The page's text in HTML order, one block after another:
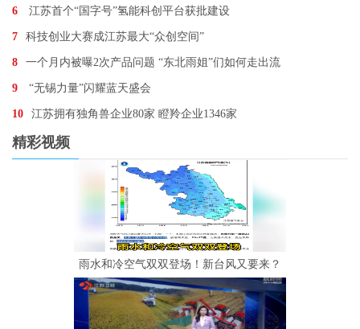
6 江苏首个“国字号”氢能科创平台获批建设
7 科技创业大赛成江苏最大“众创空间”
8 一个月内被曝2次产品问题 “东北雨姐”们如何走出流
9 “无锡力量”闪耀蓝天盛会
10 江苏拥有独角兽企业80家 瞪羚企业1346家
精彩视频
雨水和冷空气双双登场！新台风又要来？